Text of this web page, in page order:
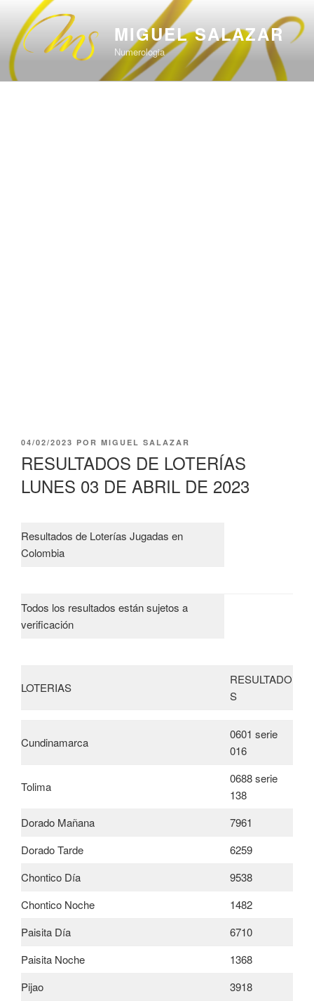
contenido
MIGUEL SALAZAR
Numerologia
PUBLICADO
04/02/2023 POR MIGUEL SALAZAR
RESULTADOS DE LOTERÍAS
LUNES 03 DE ABRIL DE 2023
Resultados de Loterías Jugadas en
Colombia
Todos los resultados están sujetos a
verificación
LOTERIAS
RESULTADO
S
Cundinamarca
0601 serie
016
Tolima
0688 serie
138
Dorado Mañana
7961
Dorado Tarde
6259
Chontico Día
9538
Chontico Noche
1482
Paisita Día
6710
Paisita Noche
1368
Pijao
3918